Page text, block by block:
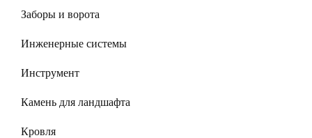
Заборы и ворота
Инженерные системы
Инструмент
Камень для ландшафта
Кровля